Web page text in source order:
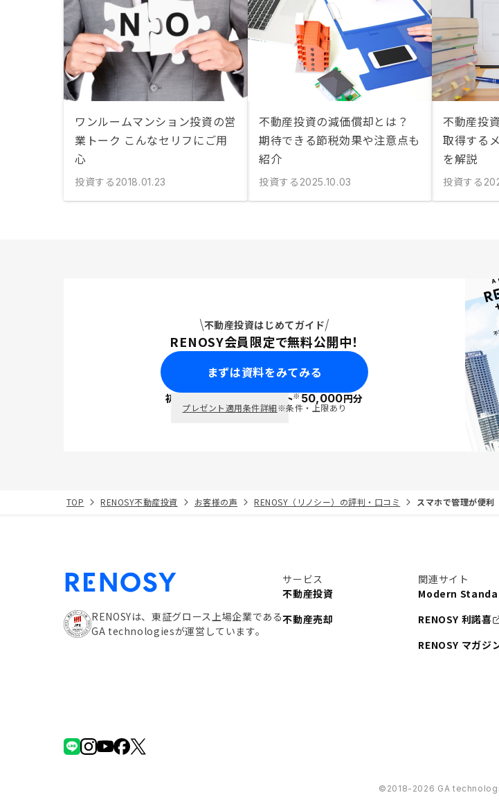
ワンルームマンション投資の営
業トーク こんなセリフにご用
心
投資する 2018.01.23
不動産投資の減価償却とは？
期待できる節税効果や注意点も
紹介
投資する 2025.10.03
不動産投
取得する
を解説
投資する
不動産投資はじめてガイド
RENOSY会員限定で無料公開中！
まずは資料をみてみる
初回面談で ポイント※50,000円分
プレゼント適用条件詳細※条件・上限あり
TOP RENOSY不動産投資 お客様の声 RENOSY（リノシー）の評判・口コミ スマホで管理が便利
RENOSYは、東証グロース上場企業である
GA technologiesが運営しています。
サービス
不動産投資
不動産売却
関連サイト
Modern
RENOSY 利諾喜
RENOSY マガジ
©︎2018-2026 GA